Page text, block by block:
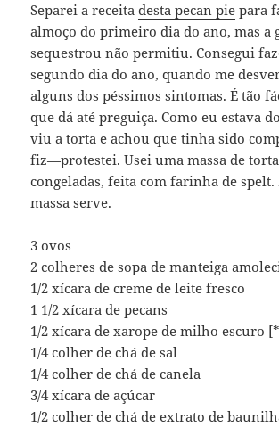
Separei a receitadesta pecan pie para
almoço do primeiro dia do ano, mas a
sequestrou não permitiu. Consegui
segundo dia do ano, quando me
alguns dos péssimos sintomas. É tão
que dá até preguiça. Como eu estava
viu a torta e achou que tinha sido
fiz—protestei. Usei uma massa de torta
congeladas, feita com farinha de
massa serve.
3 ovos
2 colheres de sopa de manteiga
1/2 xícara de creme de leite fresco
1 1/2 xícara de pecans
1/2 xícara de xarope de milho escuro
1/4 colher de chá de sal
1/4 colher de chá de canela
3/4 xícara de açúcar
1/2 colher de chá de extrato de